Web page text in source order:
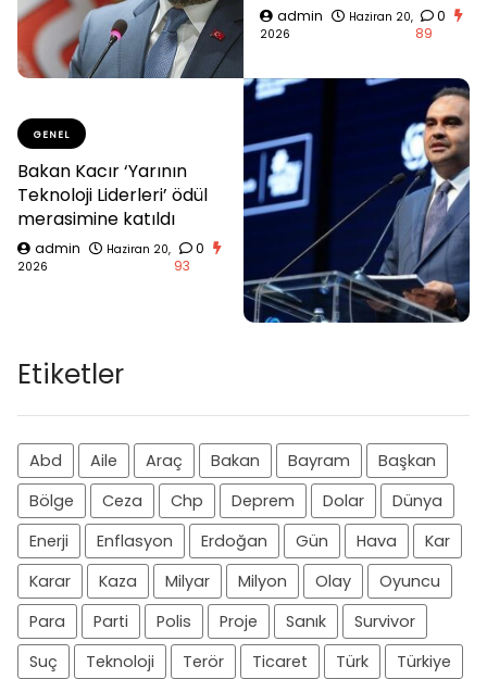
admin
Haziran 20,
2026
0
89
GENEL
Bakan Kacır ‘Yarının
Teknoloji Liderleri’ ödül
merasimine katıldı
admin
Haziran 20,
2026
0
93
Etiketler
Abd Aile Araç Bakan Bayram
Başkan
Bölge
Ceza Chp Deprem Dolar
Dünya
Enerji
Enflasyon Erdoğan Gün Hava
Kar
Karar
Kaza Milyar Milyon Olay
Oyuncu
Para
Parti Polis Proje Sanık
Survivor
Suç
Teknoloji Terör Ticaret Türk Türkiye